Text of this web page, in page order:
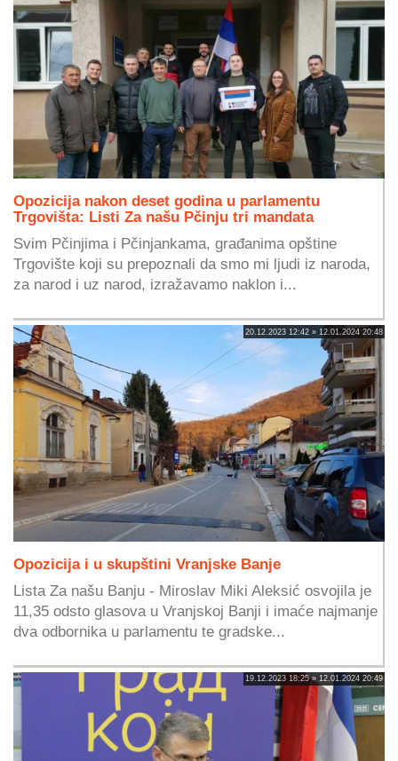
Opozicija nakon deset godina u parlamentu
Trgovišta: Listi Za našu Pčinju tri mandata
Svim Pčinjima i Pčinjankama, građanima opštine
Trgovište koji su prepoznali da smo mi ljudi iz naroda,
za narod i uz narod, izražavamo naklon i...
20.12.2023 12:42 » 12.01.2024 20:48
Opozicija i u skupštini Vranjske Banje
Lista Za našu Banju - Miroslav Miki Aleksić osvojila je
11,35 odsto glasova u Vranjskoj Banji i imaće najmanje
dva odbornika u parlamentu te gradske...
19.12.2023 18:25 » 12.01.2024 20:49